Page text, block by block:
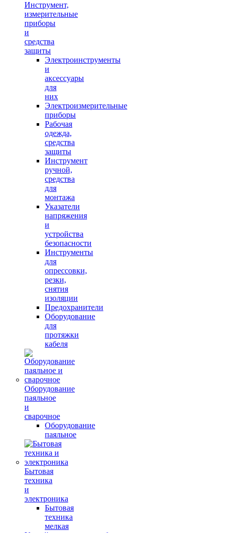
Инструмент,
измерительные
приборы
и
средства
защиты
Электроинструменты
и
аксессуары
для
них
Электроизмерительные
приборы
Рабочая
одежда,
средства
защиты
Инструмент
ручной,
средства
для
монтажа
Указатели
напряжения
и
устройства
безопасности
Инструменты
для
опрессовки,
резки,
снятия
изоляции
Предохранители
Оборудование
для
протяжки
кабеля
Оборудование
паяльное
и
сварочное
Оборудование
паяльное
Бытовая
техника
и
электроника
Бытовая
техника
мелкая